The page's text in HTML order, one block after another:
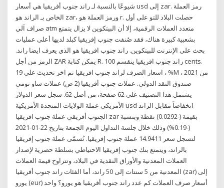
شيوعًا بالنسبة لـ راند جنوب أفريقيا هي أسعار usd إلى zar. رمز العملة
الخاص بـ الراند هو zar، ورمز العملة هو r. حصلت البلاد للتو على أول
صراف آلي atm متعدد العملات الرقمية، إلا أن البيتكوين لا يزال يتمتع
بشعبية كبيرة هناك، فقد صُنفت جنوب إفريقيا كبلد لديها أعلى عمليات
بحث على الإنترنت للبيتكوين. راند جنوب افريقيا هو الذي يعرف ايضا راند.
الرمز من أجل ZAR يمكن كتابة R. راند جنوب افريقيا ينقسم 100 cents.
اسعار الصرف لراند جنوب افريقيا تم اخر تحديث علي 19 ، %M ، 2021 من
صندوق النقد الدولي. عملات جنوب أفريقيا‏ (2 ص) عملات ساو تومي
يشتمل هذا التصنيف على 62 صفحة، من أصل 62. سجل سعر الدولار
الأمريكي عملة الولايات المتحدة الأمريكية usd انخفاضاً مقابل الراند
الجنوب أفريقي عملة جنوب افريقيا zar بقيمة (-0.0292) نقطة وبنسبة
(-0.19%) وذلك خلال جلسة التداول اليوم الجمعة بتاريخ 22-01-2021
لتسجل سعر 14.9411 عملة جنوب إفريقيا. تُسمّى عملة جنوب إفريقيا
بالراند، ويتمتع بنك جنوب إفريقيا الاحتياطي بسلطة حصرية لإصدار
العملات المعدنية والأوراق النقدية في البلاد، وتتراوح قيمة العملات
المعدنية من 5 سنتات إلى 50 راند، أما الفئات راند جنوب أفريقيا (zar) إلى
يورو (eur) أسعار صرف العملات كم عدد راند جنوب أفريقيا هو يورو؟ واحد